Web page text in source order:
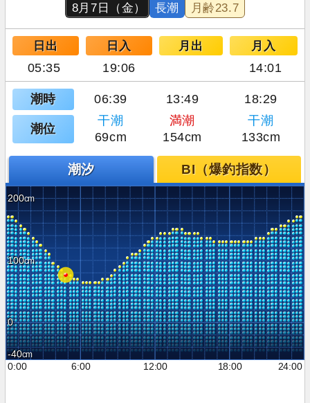
8月7日（金） 長潮 月齢23.7
日出 日入 月出 月入
05:35 19:06 14:01
潮時 06:39 13:49 18:29
潮位
干潮 満潮
干潮
69cm
154cm 133cm
潮汐 BI（爆釣指数）
200
100
0
-40
0:00
6:00 12:00 18:00 24:00